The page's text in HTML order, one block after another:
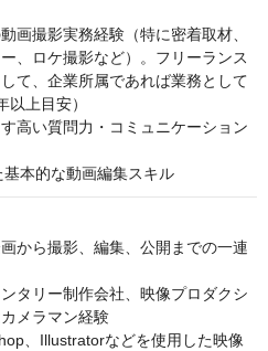
画撮影実務経験（特に密着取材、
、ロケ撮影など）。フリーランス
て、企業所属であれば業務として
上目安）
高い質問力・コミュニケーション
本的な動画編集スキル
から撮影、編集、公開までの一連
タリー制作会社、映像プロダクシ
メラマン経験
、Illustratorなどを使用した映像